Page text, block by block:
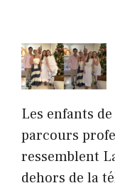
Les enfants
parcours
ressemblent
dehors de la